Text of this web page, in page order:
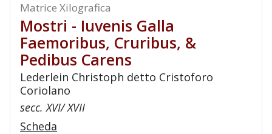
Matrice Xilografica
Mostri - Iuvenis Galla
Faemoribus, Cruribus, &
Pedibus Carens
Lederlein Christoph detto Cristoforo
Coriolano
secc. XVI/ XVII
Scheda